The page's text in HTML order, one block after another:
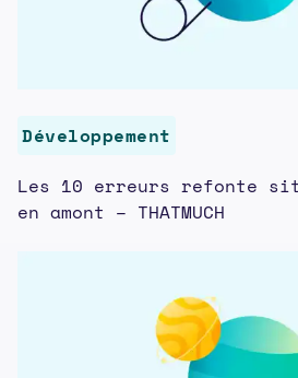
Développement
Les 10 erreurs refonte
en amont – THATMUCH